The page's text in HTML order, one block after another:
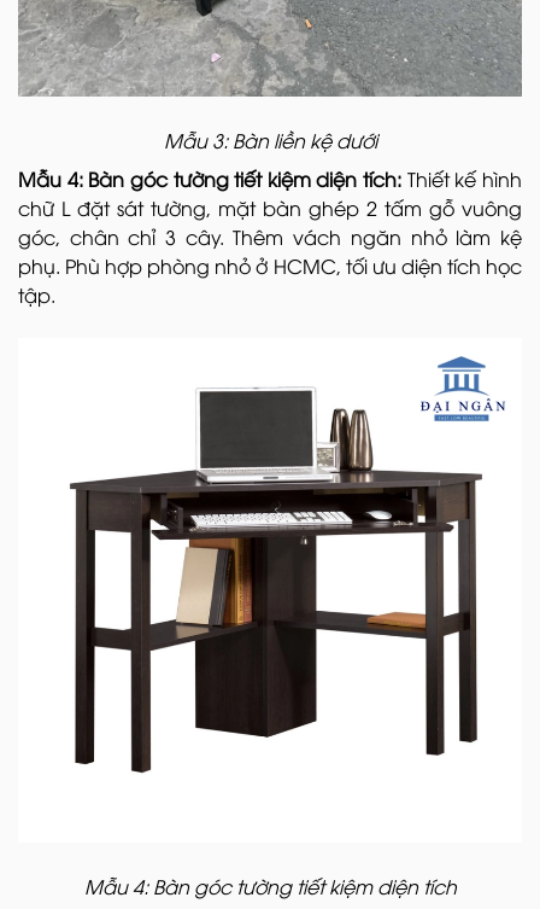
Mẫu 3: Bàn liền kệ dưới
Mẫu 4: Bàn góc tường tiết kiệm diện tích: Thiết kế hình
chữ L đặt sát tường, mặt bàn ghép 2 tấm gỗ vuông
góc, chân chỉ 3 cây. Thêm vách ngăn nhỏ làm kệ
phụ. Phù hợp phòng nhỏ ở HCMC, tối ưu diện tích học
tập.
Mẫu 4: Bàn góc tường tiết kiệm diện tích